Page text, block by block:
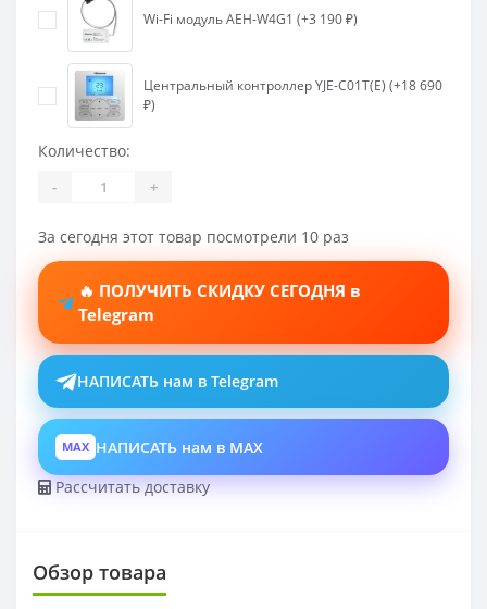
Wi-Fi модуль AEH-W4G1 (+3 190 ₽)
Центральный контроллер YJE-C01T(E) (+18 690
₽)
Количество:
- +
За сегодня этот товар посмотрели 10 раз
🔥 ПОЛУЧИТЬ СКИДКУ СЕГОДНЯ в
Telegram
НАПИСАТЬ нам в Telegram
MAX НАПИСАТЬ нам в MAX
Рассчитать доставку
Обзор товара